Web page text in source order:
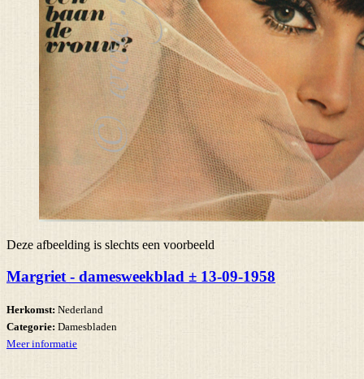
Deze afbeelding is slechts een voorbeeld
Margriet - damesweekblad ± 13-09-1958
Herkomst: Nederland
Categorie: Damesbladen
Meer informatie